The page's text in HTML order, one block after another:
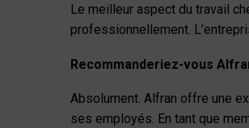
Le meilleur aspect du travail
professionnellement.
Recommanderiez-vous
Absolument. Alfran offre une
ses employés. En tant que